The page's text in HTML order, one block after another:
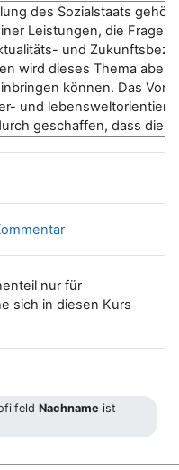
des Sozialstaats
Leistungen, die
und
wird dieses Thema aber
können. Das
und
geschaffen, dass die
nur für
sich in diesen Kurs
Nachname ist